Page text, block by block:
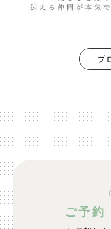
ブ
ご予約